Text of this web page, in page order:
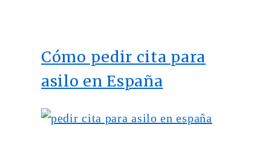
Cómo pedir cita para
asilo en España